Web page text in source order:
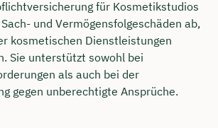
für Kosmetikstudios
und Vermögensfolgeschäden ab,
kosmetischen Dienstleistungen
Sie unterstützt sowohl bei
als auch bei der
gegen unberechtigte Ansprüche.